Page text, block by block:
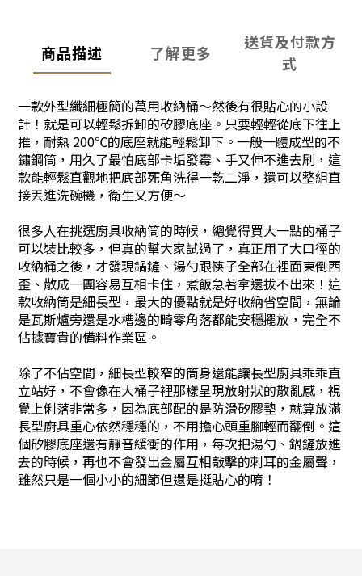
商品描述 了解更多
送貨及付款方
式
一款外型纖細極簡的萬用收納桶～然後有很貼心的小設
計！就是可以輕鬆拆卸的矽膠底座。只要輕輕從底下往上
推，耐熱 200℃的底座就能輕鬆卸下。一般一體成型的不
鏽鋼筒，用久了最怕底部卡垢發霉、手又伸不進去刷，這
款能輕鬆直觀地把底部死角洗得一乾二淨，還可以整組直
接丟進洗碗機，衛生又方便～
很多人在挑選廚具收納筒的時候，總覺得買大一點的桶子
可以裝比較多，但真的幫大家試過了，真正用了大口徑的
收納桶之後，才發現鍋鏟、湯勺跟筷子全部在裡面東倒西
歪、散成一團容易互相卡住，煮飯急著拿還拔不出來！這
款收納筒是細長型，最大的優點就是好收納省空間，無論
是瓦斯爐旁還是水槽邊的畸零角落都能安穩擺放，完全不
佔據寶貴的備料作業區。
除了不佔空間，細長型較窄的筒身還能讓長型廚具乖乖直
立站好，不會像在大桶子裡那樣呈現放射狀的散亂感，視
覺上俐落非常多，因為底部配的是防滑矽膠墊，就算放滿
長型廚具重心依然穩穩的，不用擔心頭重腳輕而翻倒。這
個矽膠底座還有靜音緩衝的作用，每次把湯勺、鍋鏟放進
去的時候，再也不會發出金屬互相敲擊的刺耳的金屬聲，
雖然只是一個小小的細節但還是挺貼心的唷！